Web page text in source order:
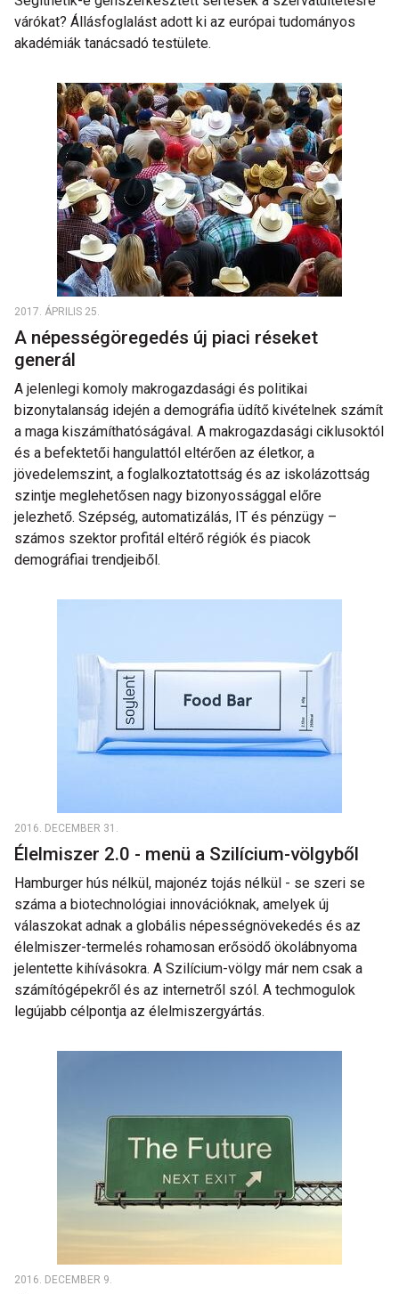
várókat? Állásfoglalást adott ki az európai tudományos
akadémiák tanácsadó testülete.
2017. ÁPRILIS 25.
A népességöregedés új piaci réseket
generál
A jelenlegi komoly makrogazdasági és politikai
bizonytalanság idején a demográfia üdítő kivételnek számít
a maga kiszámíthatóságával. A makrogazdasági ciklusoktól
és a befektetői hangulattól eltérően az életkor, a
jövedelemszint, a foglalkoztatottság és az iskolázottság
szintje meglehetősen nagy bizonyossággal előre
jelezhető. Szépség, automatizálás, IT és pénzügy –
számos szektor profitál eltérő régiók és piacok
demográfiai trendjeiből.
2016. DECEMBER 31.
Élelmiszer 2.0 - menü a Szilícium-völgyből
Hamburger hús nélkül, majonéz tojás nélkül - se szeri se
száma a biotechnológiai innovációknak, amelyek új
válaszokat adnak a globális népességnövekedés és az
élelmiszer-termelés rohamosan erősödő ökolábnyoma
jelentette kihívásokra. A Szilícium-völgy már nem csak a
számítógépekről és az internetről szól. A techmogulok
legújabb célpontja az élelmiszergyártás.
2016. DECEMBER 9.